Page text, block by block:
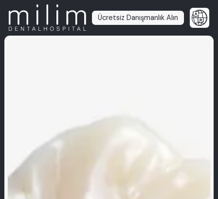
Ücretsiz Danışmanlık Alın